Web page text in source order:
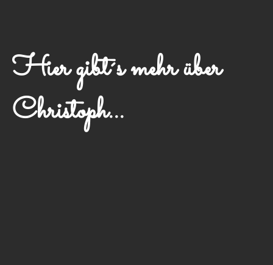
Hier gibt´s mehr über
Christoph...